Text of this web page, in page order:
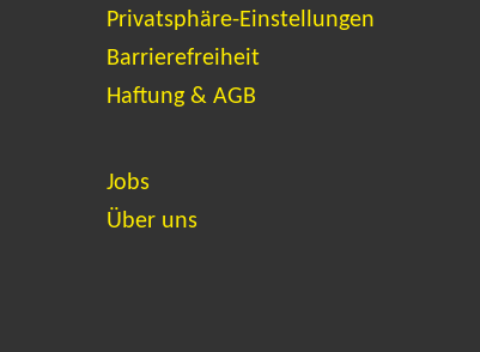
Privatsphäre-Einstellungen
Barrierefreiheit
Haftung & AGB
Jobs
Über uns